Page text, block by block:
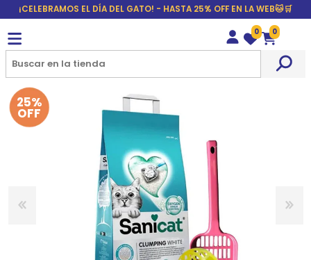
¡CELEBRAMOS EL DÍA DEL GATO! - HASTA 25% OFF EN LA WEB🐱🛒
Wishlist
0
Carrito
0
25%
OFF